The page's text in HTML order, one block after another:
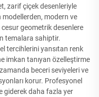
zarif çiçek desenleriyle
modern ve
geometrik desenlere
temalara sahiptir.
tercihlerini yansıtan renk
imkan tanıyan özelleştirme
beceri seviyeleri ve
korur. Profesyonel
giderek daha fazla yer